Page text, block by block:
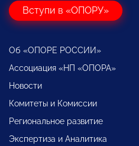
Вступи в «ОПОРУ»
Об «ОПОРЕ РОССИИ»
Ассоциация «НП «ОПОРА»
Новости
Комитеты и Комиссии
Региональное развитие
Экспертиза и Аналитика